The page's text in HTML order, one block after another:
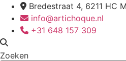
naar
inhoud
Bredestraat 4, 6211 HC
info@artichoque.nl
+31 648 157 309
Zoeken